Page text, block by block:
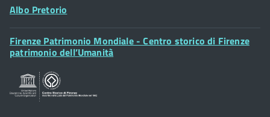
Posta Elettronica Certificata
Albo Pretorio
Footer
Widget
Firenze Patrimonio Mondiale - Centro storico di Firenze
patrimonio dell’Umanità